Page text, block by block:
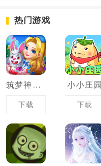
热门游戏
筑梦神奇之旅
下载
小小庄园
下载